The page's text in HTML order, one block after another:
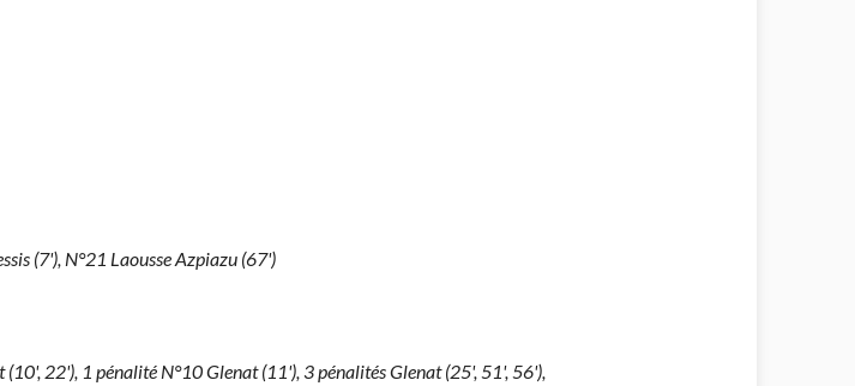
(7'), N°21 Laousse Azpiazu (67')
22'), 1 pénalité N°10 Glenat (11'), 3 pénalités Glenat (25', 51', 56'),